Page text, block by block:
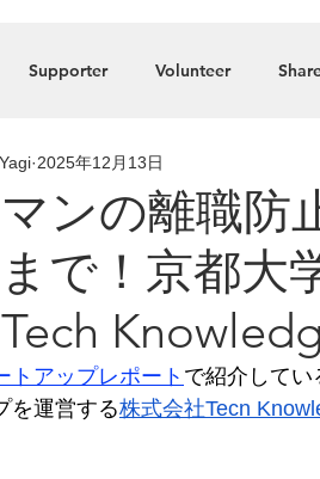
Supporter Volunteer
Accelerator
ンの離職防
で！京都大
2025年12月13日
トアップレポート で紹介してい
を運営する株式会社Tecn